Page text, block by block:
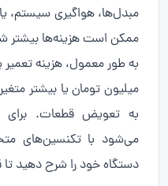
مبدل‌ها، هواگیری سیستم،
ممکن است هزینه‌ها بیشتر
میلیون تومان یا بیشتر
به تعویض قطعات. برای
می‌شود با تکنسین‌های
دستگاه خود را شرح دهید